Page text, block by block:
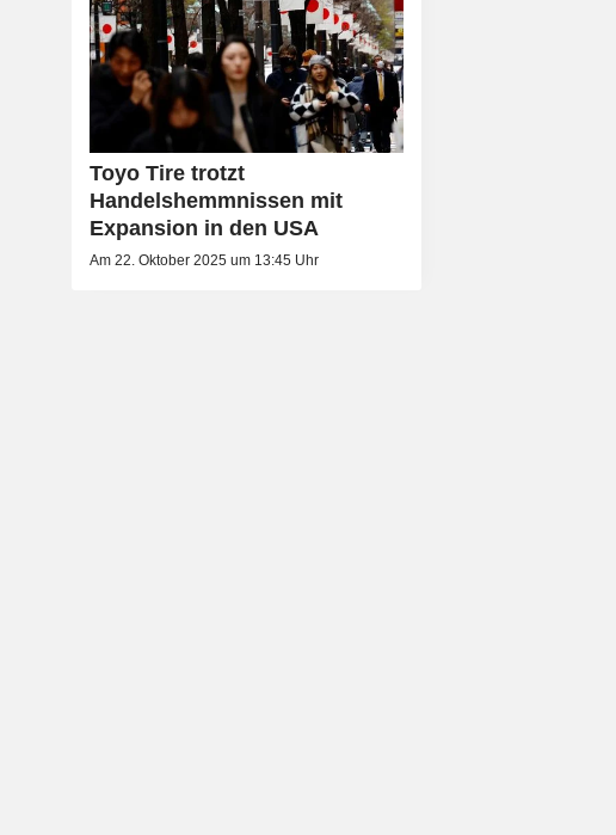
Toyo Tire trotzt
Handelshemmnissen mit
Expansion in den USA
Am 22. Oktober 2025 um 13:45 Uhr